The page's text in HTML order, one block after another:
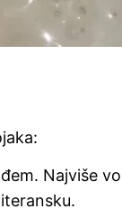
Najviše